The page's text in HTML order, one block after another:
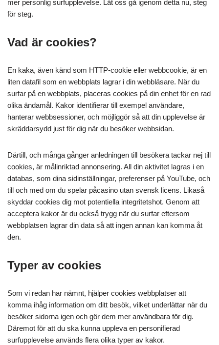
mer personlig surfupplevelse. Låt oss gå igenom detta nu, steg
för steg.
Vad är cookies?
En kaka, även känd som HTTP-cookie eller webbcookie, är en
liten datafil som en webbplats lagrar i din webbläsare. När du
surfar på en webbplats, placeras cookies på din enhet för en rad
olika ändamål. Kakor identifierar till exempel användare,
hanterar webbsessioner, och möjliggör så att din upplevelse är
skräddarsydd just för dig när du besöker webbsidan.
Därtill, och många gånger anledningen till besökera tackar nej till
cookies, är målinriktad annonsering. All din aktivitet lagras i en
databas, som dina sidinställningar, preferenser på YouTube, och
till och med om du spelar påcasino utan svensk licens. Likaså
skyddar cookies dig mot potentiella integritetshot. Genom att
acceptera kakor är du också trygg när du surfar eftersom
webbplatsen lagrar din data så att ingen annan kan komma åt
den.
Typer av cookies
Som vi redan har nämnt, hjälper cookies webbplatser att
komma ihåg information om ditt besök, vilket underlättar när du
besöker sidorna igen och gör dem mer användbara för dig.
Däremot för att du ska kunna uppleva en personifierad
surfupplevelse används flera olika typer av kakor.